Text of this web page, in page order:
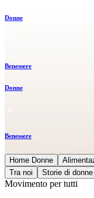
Donne
Benessere
Donne
Benessere
Home Donne
Tra noi
Storie di donne
Movimento per tutti